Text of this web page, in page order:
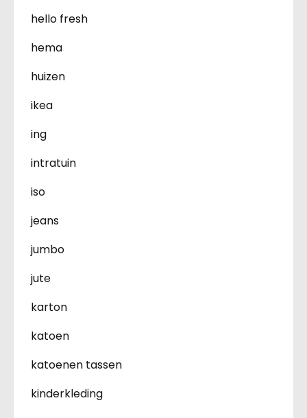
hello fresh
hema
huizen
ikea
ing
intratuin
iso
jeans
jumbo
jute
karton
katoen
katoenen tassen
kinderkleding